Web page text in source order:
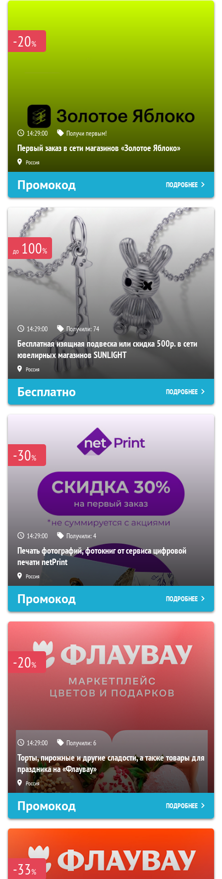
-20%
14:28:58 Получи первым!
Первый заказ в сети магазинов «Золотое Яблоко»
Россия
Промокод ПОДРОБНЕЕ
до 100%
14:28:58 Получили:74
Бесплатная изящная подвеска или скидка 500р. в сети
ювелирных магазинов SUNLIGHT
Россия
Бесплатно ПОДРОБНЕЕ
-30%
14:28:58 Получили:4
Печать фотографий, фотокниг от сервиса цифровой
печати netPrint
Россия
Промокод ПОДРОБНЕЕ
-20%
14:28:58 Получили:6
Торты, пирожные и другие сладости, а также товары для
праздника на «Флаувау»
Россия
Промокод ПОДРОБНЕЕ
-33%